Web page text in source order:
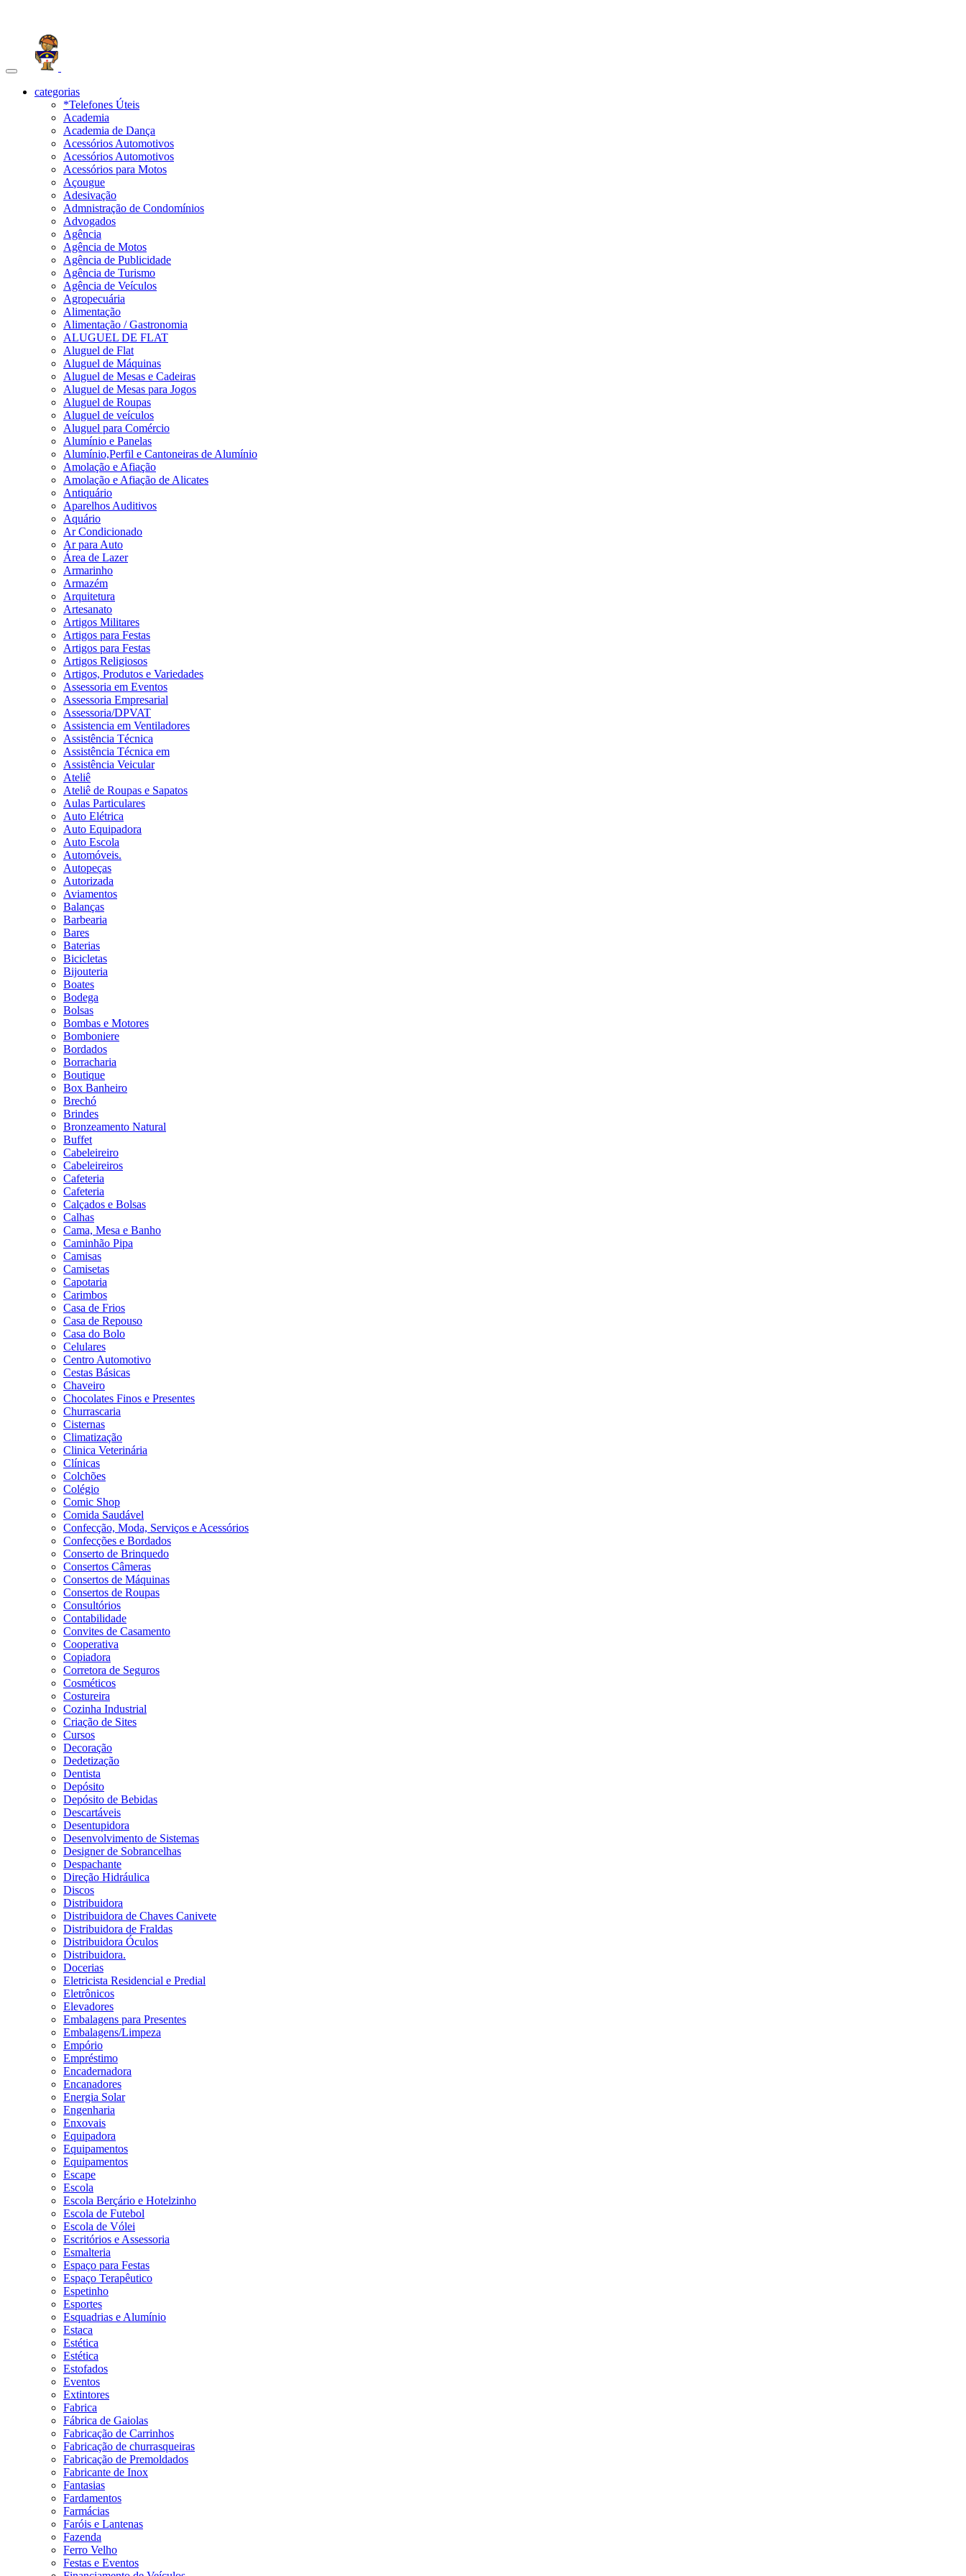
Toggle
navigationcategorias
*Telefones Úteis
Academia
Academia de Dança
Acessórios Automotivos
Acessórios Automotivos
Acessórios para Motos
Açougue
Adesivação
Admnistração de Condomínios
Advogados
Agência
Agência de Motos
Agência de Publicidade
Agência de Turismo
Agência de Veículos
Agropecuária
Alimentação
Alimentação / Gastronomia
ALUGUEL DE FLAT
Aluguel de Flat
Aluguel de Máquinas
Aluguel de Mesas e Cadeiras
Aluguel de Mesas para Jogos
Aluguel de Roupas
Aluguel de veículos
Aluguel para Comércio
Alumínio e Panelas
Alumínio,Perfil e Cantoneiras de Alumínio
Amolação e Afiação
Amolação e Afiação de Alicates
Antiquário
Aparelhos Auditivos
Aquário
Ar Condicionado
Ar para Auto
Área de Lazer
Armarinho
Armazém
Arquitetura
Artesanato
Artigos Militares
Artigos para Festas
Artigos para Festas
Artigos Religiosos
Artigos, Produtos e Variedades
Assessoria em Eventos
Assessoria Empresarial
Assessoria/DPVAT
Assistencia em Ventiladores
Assistência Técnica
Assistência Técnica em
Assistência Veicular
Ateliê
Ateliê de Roupas e Sapatos
Aulas Particulares
Auto Elétrica
Auto Equipadora
Auto Escola
Automóveis.
Autopeças
Autorizada
Aviamentos
Balanças
Barbearia
Bares
Baterias
Bicicletas
Bijouteria
Boates
Bodega
Bolsas
Bombas e Motores
Bomboniere
Bordados
Borracharia
Boutique
Box Banheiro
Brechó
Brindes
Bronzeamento Natural
Buffet
Cabeleireiro
Cabeleireiros
Cafeteria
Cafeteria
Calçados e Bolsas
Calhas
Cama, Mesa e Banho
Caminhão Pipa
Camisas
Camisetas
Capotaria
Carimbos
Casa de Frios
Casa de Repouso
Casa do Bolo
Celulares
Centro Automotivo
Cestas Básicas
Chaveiro
Chocolates Finos e Presentes
Churrascaria
Cisternas
Climatização
Clinica Veterinária
Clínicas
Colchões
Colégio
Comic Shop
Comida Saudável
Confecção, Moda, Serviços e Acessórios
Confecções e Bordados
Conserto de Brinquedo
Consertos Câmeras
Consertos de Máquinas
Consertos de Roupas
Consultórios
Contabilidade
Convites de Casamento
Cooperativa
Copiadora
Corretora de Seguros
Cosméticos
Costureira
Cozinha Industrial
Criação de Sites
Cursos
Decoração
Dedetização
Dentista
Depósito
Depósito de Bebidas
Descartáveis
Desentupidora
Desenvolvimento de Sistemas
Designer de Sobrancelhas
Despachante
Direção Hidráulica
Discos
Distribuidora
Distribuidora de Chaves Canivete
Distribuidora de Fraldas
Distribuidora Óculos
Distribuidora.
Docerias
Eletricista Residencial e Predial
Eletrônicos
Elevadores
Embalagens para Presentes
Embalagens/Limpeza
Empório
Empréstimo
Encadernadora
Encanadores
Energia Solar
Engenharia
Enxovais
Equipadora
Equipamentos
Equipamentos
Escape
Escola
Escola Berçário e Hotelzinho
Escola de Futebol
Escola de Vólei
Escritórios e Assessoria
Esmalteria
Espaço para Festas
Espaço Terapêutico
Espetinho
Esportes
Esquadrias e Alumínio
Estaca
Estética
Estética
Estofados
Eventos
Extintores
Fabrica
Fábrica de Gaiolas
Fabricação de Carrinhos
Fabricação de churrasqueiras
Fabricação de Premoldados
Fabricante de Inox
Fantasias
Fardamentos
Farmácias
Faróis e Lantenas
Fazenda
Ferro Velho
Festas e Eventos